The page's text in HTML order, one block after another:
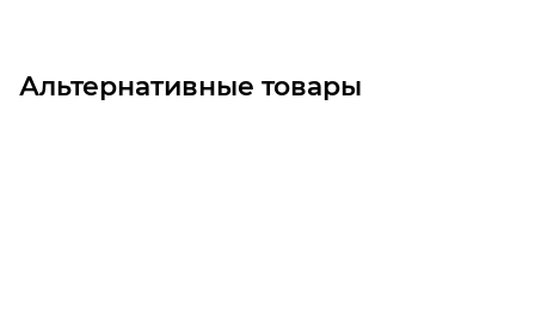
Альтернативные товары